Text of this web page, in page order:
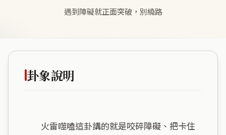
遇到障礙就正面突破，別繞路
卦象說明